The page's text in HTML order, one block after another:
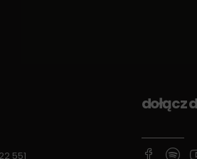
551
dołącz